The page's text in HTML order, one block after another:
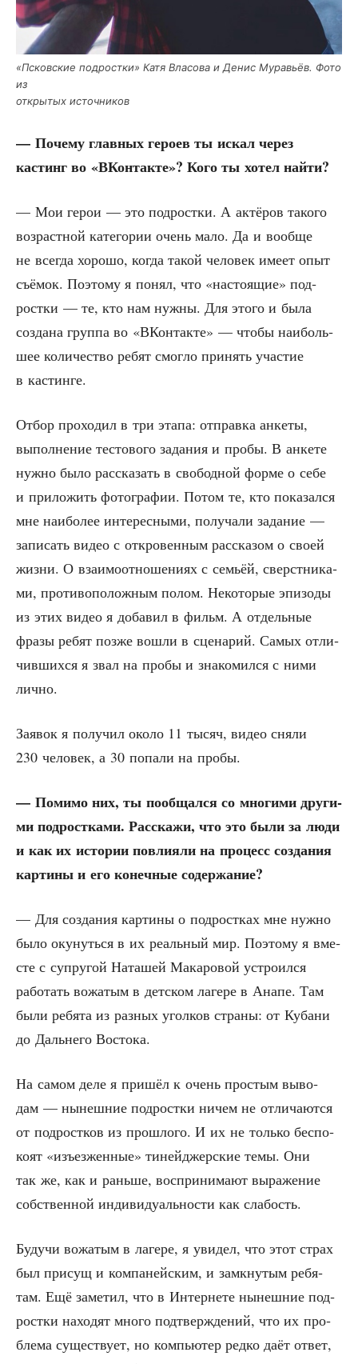
«Псков­ские под­рост­ки» Катя Вла­со­ва и Денис Мура­вьёв. Фото
из
откры­тых источников
— Поче­му глав­ных геро­ев ты искал через
кастинг во «ВКон­так­те»? Кого ты хотел найти?
— Мои герои — это под­рост­ки. А актё­ров тако­го
воз­раст­ной кате­го­рии очень мало. Да и вооб­ще
не все­гда хоро­шо, когда такой чело­век име­ет опыт
съё­мок. Поэто­му я понял, что «насто­я­щие» под­
рост­ки — те, кто нам нуж­ны. Для это­го и была
созда­на груп­па во «ВКон­так­те» — что­бы наи­боль­
шее коли­че­ство ребят смог­ло при­нять уча­стие
в кастинге.
Отбор про­хо­дил в три эта­па: отправ­ка анке­ты,
выпол­не­ние тесто­во­го зада­ния и про­бы. В анке­те
нуж­но было рас­ска­зать в сво­бод­ной фор­ме о себе
и при­ло­жить фото­гра­фии. Потом те, кто пока­зал­ся
мне наи­бо­лее инте­рес­ны­ми, полу­ча­ли зада­ние —
запи­сать видео с откро­вен­ным рас­ска­зом о сво­ей
жиз­ни. О вза­и­мо­от­но­ше­ни­ях с семьёй, сверст­ни­ка­
ми, про­ти­во­по­лож­ным полом. Неко­то­рые эпи­зо­ды
из этих видео я доба­вил в фильм. А отдель­ные
фра­зы ребят поз­же вошли в сце­на­рий. Самых отли­
чив­ших­ся я звал на про­бы и зна­ко­мил­ся с ними
лично.
Заявок я полу­чил око­ло 11 тысяч, видео сня­ли
230 чело­век, а 30 попа­ли на пробы.
— Поми­мо них, ты пооб­щал­ся со мно­ги­ми дру­ги­
ми под­рост­ка­ми. Рас­ска­жи, что это были за люди
и как их исто­рии повли­я­ли на про­цесс созда­ния
кар­ти­ны и его конеч­ные содержание?
— Для созда­ния кар­ти­ны о под­рост­ках мне нуж­но
было оку­нуть­ся в их реаль­ный мир. Поэто­му я вме­
сте с супру­гой Ната­шей Мака­ро­вой устро­ил­ся
рабо­тать вожа­тым в дет­ском лаге­ре в Ана­пе. Там
были ребя­та из раз­ных угол­ков стра­ны: от Куба­ни
до Даль­не­го Востока.
На самом деле я при­шёл к очень про­стым выво­
дам — нынеш­ние под­рост­ки ничем не отли­ча­ют­ся
от под­рост­ков из про­шло­го. И их не толь­ко бес­по­
ко­ят «изъ­ез­жен­ные» тиней­джер­ские темы. Они
так же, как и рань­ше, вос­при­ни­ма­ют выра­же­ние
соб­ствен­ной инди­ви­ду­аль­но­сти как слабость.
Будучи вожа­тым в лаге­ре, я уви­дел, что этот страх
был при­сущ и ком­па­ней­ским, и замкну­тым ребя­
там. Ещё заме­тил, что в Интер­не­те нынеш­ние под­
рост­ки нахо­дят мно­го под­твер­жде­ний, что их про­
бле­ма суще­ству­ет, но ком­пью­тер ред­ко даёт ответ,